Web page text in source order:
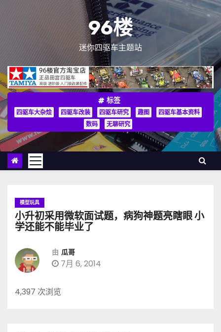
96楼
迷你四驱车主题站
标签
四驱车大杂烩 四驱车改装 四驱车研究 趣图
四驱车基本资料
数码
无聊研究
模型玩具
小升初采用微软面试题，病狗神题亮瞎眼 小
学还能不能毕业了
由 瓜哥
7月 6, 2014
4,397 次浏览